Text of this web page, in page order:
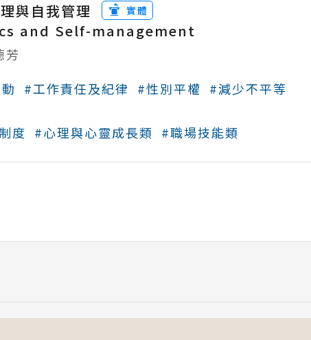
與自我管理 實體
and Self-management
芳
#工作責任及紀律 #性別平權 #減少不平等
度 #心理與心靈成長類 #職場技能類